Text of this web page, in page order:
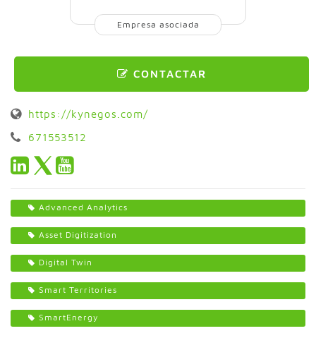
Empresa asociada
CONTACTAR
https://kynegos.com/
671553512
Advanced Analytics
Asset Digitization
Digital Twin
Smart Territories
SmartEnergy